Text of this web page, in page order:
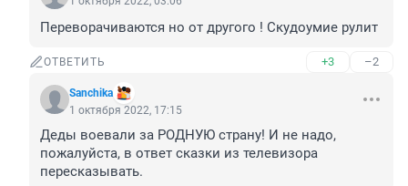
Переворачиваются но от другого ! Скудоумие рулит
ОТВЕТИТЬ +3 –2
Sanchika
1 октября 2022, 17:15
Деды воевали за РОДНУЮ страну! И не надо,
пожалуйста, в ответ сказки из телевизора
пересказывать.